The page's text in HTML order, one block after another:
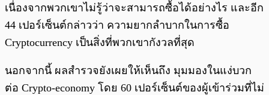
เนื่องจากพวกเขาไม่รู้ว่าจะสามารถซื้อได้อย่างไร และอีก
44 เปอร์เซ็นต์กล่าวว่า ความยากลำบากในการซื้อ
Cryptocurrency เป็นสิ่งที่พวกเขากังวลที่สุด
นอกจากนี้ ผลสำรวจยังเผยให้เห็นถึง มุมมองในแง่บวก
ต่อ Crypto-economy โดย 60 เปอร์เซ็นต์ของผู้เข้าร่วมที่ไม่